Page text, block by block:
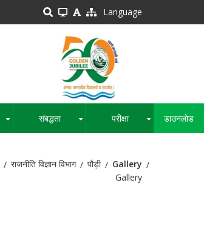
Language
संबद्धता परीक्षा डाउनलोड
राजनीति विज्ञान विभाग पौड़ी
Gallery
Gallery